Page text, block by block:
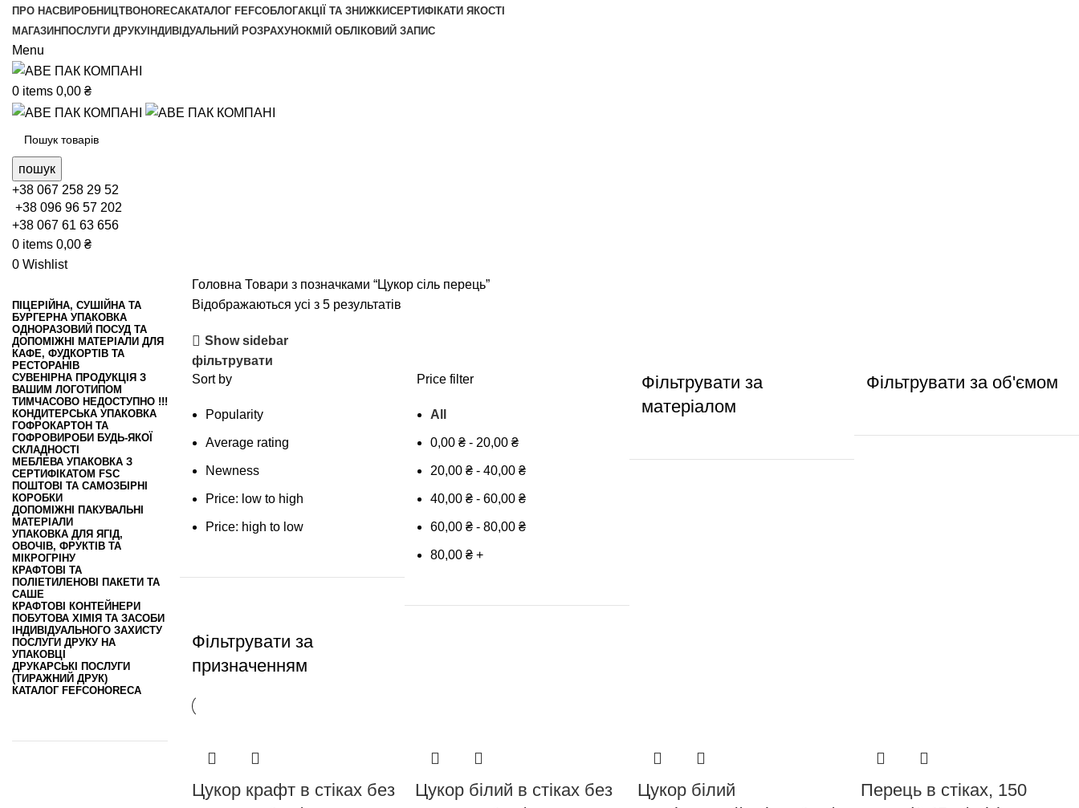
ПРО НАСВИРОБНИЦТВОHORECAКАТАЛОГ FEFCOБЛОГАКЦІЇ ТА ЗНИЖКИСЕРТИФІКАТИ ЯКОСТІ
МАГАЗИН ПОСЛУГИ ДРУКУ ІНДИВІДУАЛЬНИЙ РОЗРАХУНОКМІЙ ОБЛІКОВИЙ ЗАПИС
Menu
0 items 0,00 ₴
пошук
+38 067 258 29 52
+38 096 96 57 202
+38 067 61 63 656
0 items 0,00 ₴
0 Wishlist
ПІЦЕРІЙНА, СУШІЙНА ТА
БУРГЕРНА УПАКОВКА
ОДНОРАЗОВИЙ ПОСУД ТА
ДОПОМІЖНІ МАТЕРІАЛИ ДЛЯ
КАФЕ, ФУДКОРТІВ ТА
РЕСТОРАНІВ
СУВЕНІРНА ПРОДУКЦІЯ З
ВАШИМ ЛОГОТИПОМ
ТИМЧАСОВО НЕДОСТУПНО !!!
КОНДИТЕРСЬКА УПАКОВКА
ГОФРОКАРТОН ТА
ГОФРОВИРОБИ БУДЬ-ЯКОЇ
СКЛАДНОСТІ
МЕБЛЕВА УПАКОВКА З
СЕРТИФІКАТОМ FSC
ПОШТОВІ ТА САМОЗБІРНІ
КОРОБКИ
ДОПОМІЖНІ ПАКУВАЛЬНІ
МАТЕРІАЛИ
УПАКОВКА ДЛЯ ЯГІД,
ОВОЧІВ, ФРУКТІВ ТА
МІКРОГРІНУ
КРАФТОВІ ТА
ПОЛІЕТИЛЕНОВІ ПАКЕТИ ТА
САШЕ
КРАФТОВІ КОНТЕЙНЕРИ
ПОБУТОВА ХІМІЯ ТА ЗАСОБИ
ІНДИВІДУАЛЬНОГО ЗАХИСТУ
ПОСЛУГИ ДРУКУ НА
УПАКОВЦІ
ДРУКАРСЬКІ ПОСЛУГИ
(ТИРАЖНИЙ ДРУК)
КАТАЛОГ FEFCOHORECA
Головна Товари з позначками “Цукор сіль перець”
Відображаються усі з 5 результатів
Show sidebar
фільтрувати
Sort by
Popularity
Average rating
Newness
Price: low to high
Price: high to low
Price filter
All
0,00 ₴ - 20,00 ₴
20,00 ₴ - 40,00 ₴
40,00 ₴ - 60,00 ₴
60,00 ₴ - 80,00 ₴
80,00 ₴ +
Фільтрувати за
матеріалом
Фільтрувати за об'ємом
Фільтрувати за
призначенням
Цукор крафт в стіках без
Цукор білий в стіках без
Цукор білий
Перець в стіках, 150